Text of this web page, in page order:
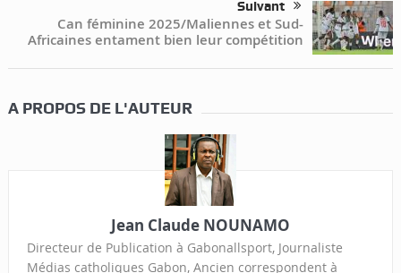
Suivant
Can féminine 2025/Maliennes et Sud-
Africaines entament bien leur compétition
A PROPOS DE L'AUTEUR
Jean Claude NOUNAMO
Directeur de Publication à Gabonallsport, Journaliste
Médias catholiques Gabon, Ancien correspondent à